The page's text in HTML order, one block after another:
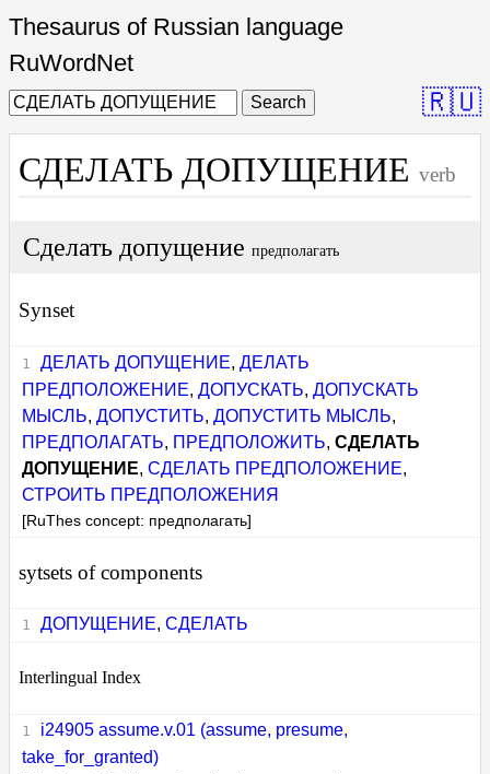
Thesaurus of Russian language
RuWordNet
Search 🇷🇺
СДЕЛАТЬ ДОПУЩЕНИЕ verb
Сделать допущение предполагать
Synset
ДЕЛАТЬ ДОПУЩЕНИЕ, ДЕЛАТЬ
ПРЕДПОЛОЖЕНИЕ,ДОПУСКАТЬ,ДОПУСКАТЬ
МЫСЛЬ,ДОПУСТИТЬ,ДОПУСТИТЬ МЫСЛЬ,
ПРЕДПОЛАГАТЬ, ПРЕДПОЛОЖИТЬ,СДЕЛАТЬ
ДОПУЩЕНИЕ,СДЕЛАТЬ ПРЕДПОЛОЖЕНИЕ,
СТРОИТЬ ПРЕДПОЛОЖЕНИЯ
[RuThes concept: предполагать]
sytsets of components
ДОПУЩЕНИЕ, СДЕЛАТЬ
Interlingual Index
i24905 assume.v.01 (assume, presume,
take_for_granted)